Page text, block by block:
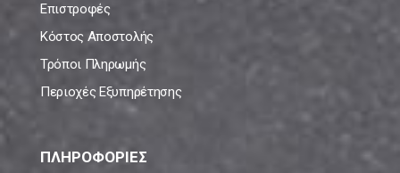
Επιστροφές
Κόστος Αποστολής
Τρόποι Πληρωμής
Περιοχές Εξυπηρέτησης
ΠΛΗΡΟΦΟΡΙΕΣ